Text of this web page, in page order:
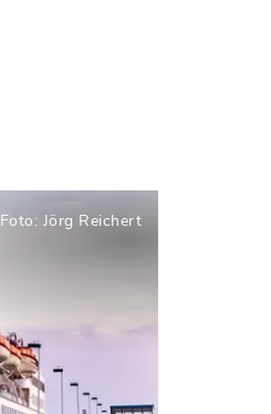
Foto: Jörg Reichert